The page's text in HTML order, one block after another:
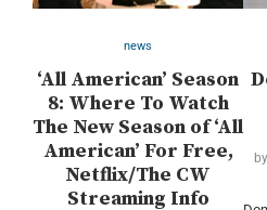
news
‘All American’ Season
8: Where To Watch
The New Season of ‘All
American’ For Free,
Netflix/The CW
Streaming Info
by